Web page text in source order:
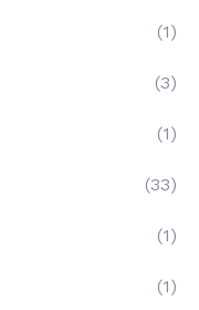
(1)
(3)
(1)
(33)
(1)
(1)